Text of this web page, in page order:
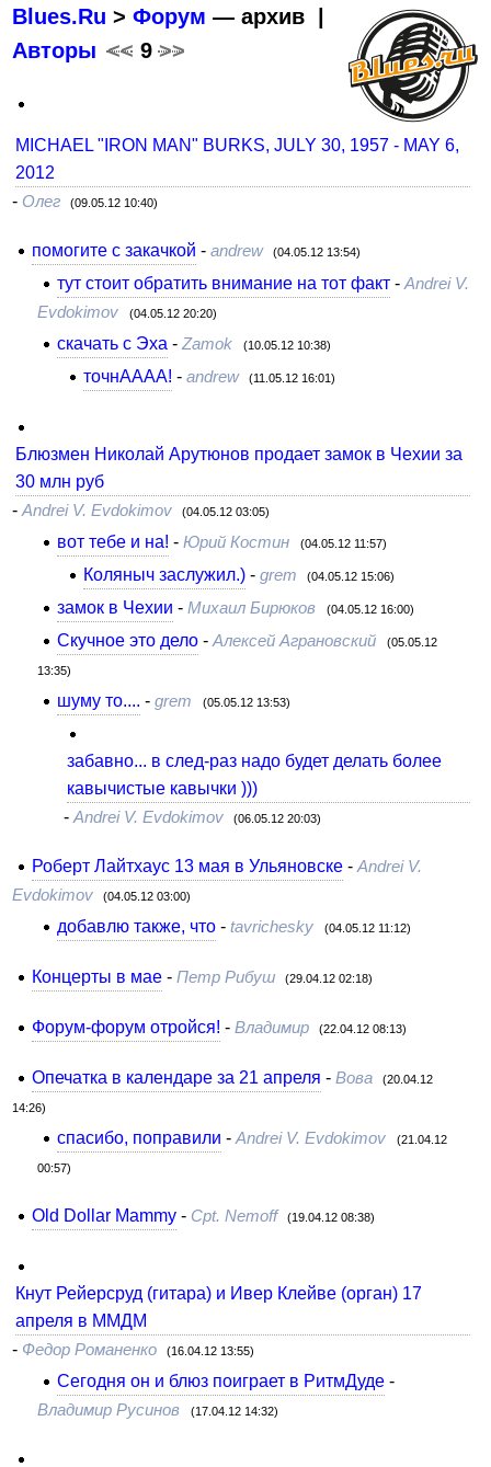
Blues.Ru > Форум — архив |
Авторы << 9>>
MICHAEL "IRON MAN" BURKS, JULY 30, 1957 - MAY 6,
2012
- Олег (09.05.12 10:40)
помогите с закачкой - andrew (04.05.12 13:54)
тут стоит обратить внимание на тот факт -Andrei V.
Evdokimov
(04.05.12 20:20)
скачать с Эха -Zamok (10.05.12 10:38)
точнАААА! - andrew (11.05.12 16:01)
Блюзмен Николай Арутюнов продает замок в Чехии за
30 млн руб
- Andrei V. Evdokimov (04.05.12 03:05)
вот тебе и на! -Юрий Костин (04.05.12 11:57)
Коляныч заслужил.)- grem (04.05.12 15:06)
замок в Чехии -Михаил Бирюков (04.05.12 16:00)
Скучное это дело -Алексей Аграновский (05.05.12
13:35)
шуму то.... -grem (05.05.12 13:53)
забавно... в след-раз надо будет делать более
кавычистые кавычки )))
- Andrei V. Evdokimov (06.05.12 20:03)
Роберт Лайтхаус 13 мая в Ульяновске- Andrei V.
Evdokimov
(04.05.12 03:00)
добавлю также, что -tavrichesky (04.05.12 11:12)
Концерты в мае- Петр Рибуш (29.04.12 02:18)
Форум-форум отройся! - Владимир (22.04.12 08:13)
Опечатка в календаре за 21 апреля - Вова (20.04.12
14:26)
спасибо, поправили -Andrei V. Evdokimov (21.04.12
00:57)
Old Dollar Mammy- Cpt. Nemoff (19.04.12 08:38)
Кнут Рейерсруд (гитара) и Ивер Клейве (орган) 17
апреля в ММДМ
- Федор Романенко (16.04.12 13:55)
Сегодня он и блюз поиграет в РитмДуде -
Владимир Русинов (17.04.12 14:32)